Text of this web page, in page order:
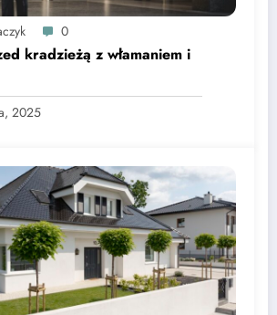
0
kradzieżą z włamaniem i
2025